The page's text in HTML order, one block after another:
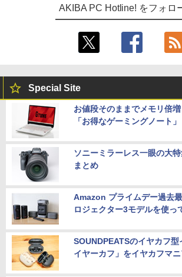
AKIBA PC Hotline! をフォロ
Special Site
お値段そのままでメモリ倍
「お得なゲーミングノート」
ソニーミラーレス一眼の大
まとめ
Amazon プライムデー過去
ロジェクター3モデルを使っ
SOUNDPEATSのイヤカフ
イヤーカフ」をイヤカフマ